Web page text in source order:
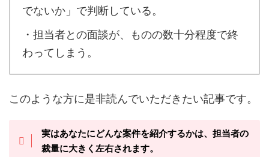
でないか」で判断している。
・担当者との面談が、ものの数十分程度で終
わってしまう。
このような方に是非読んでいただきたい記事です。
実はあなたにどんな案件を紹介するかは、担当者の
裁量に大きく左右されます。